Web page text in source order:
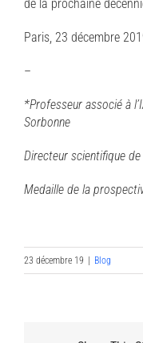
de la prochaine
Paris, 23 décembre
–
*Professeur associé à
Sorbonne
Directeur scientifique de
Medaille de la
23 décembre 19 | Blog